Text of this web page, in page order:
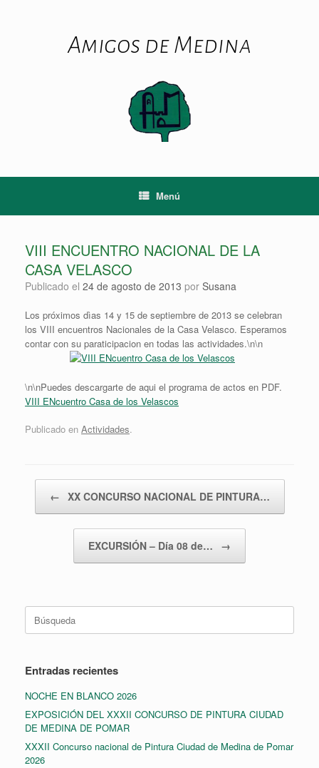
Amigos de Medina
Menú
VIII ENCUENTRO NACIONAL DE LA
CASA VELASCO
Publicado el 24 de agosto de 2013 por Susana
Los próximos dìas 14 y 15 de septiembre de 2013 se celebran
los VIII encuentros Nacionales de la Casa Velasco. Esperamos
contar con su paraticipacion en todas las actividades.\n\n
\n\nPuedes descargarte de aqui el programa de actos en PDF.
VIII ENcuentro Casa de los Velascos
Publicado en Actividades.
← XX CONCURSO NACIONAL DE PINTURA…
EXCURSIÓN – Día 08 de… →
Entradas recientes
NOCHE EN BLANCO 2026
EXPOSICIÓN DEL XXXII CONCURSO DE PINTURA CIUDAD
DE MEDINA DE POMAR
XXXII Concurso nacional de Pintura Ciudad de Medina de Pomar
2026